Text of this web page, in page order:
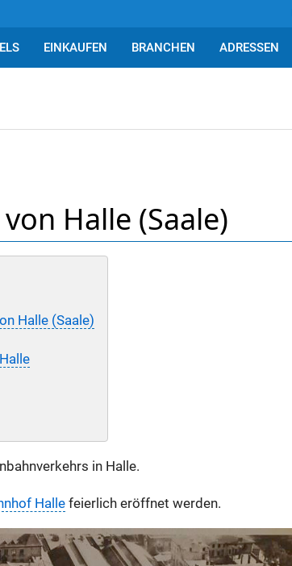
EINKAUFEN BRANCHEN ADRESSEN
Halle (Saale)
Halle (Saale)
in Halle.
Halle feierlich eröffnet werden.